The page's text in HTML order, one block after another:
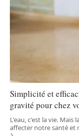
Simplicité et
gravité pour chez
L'eau, c'est la vie.
affecter notre santé et